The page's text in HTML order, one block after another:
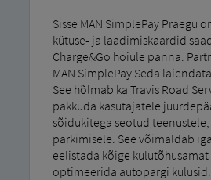
Sisse MAN SimplePay Praegu
kütuse- ja laadimiskaardid
Charge&Go hoiule panna.
MAN SimplePay Seda
See hõlmab ka Travis Road
pakkuda kasutajatele
sõidukitega seotud
parkimisele. See võimaldab
eelistada kõige
optimeerida autopargi kulusid.